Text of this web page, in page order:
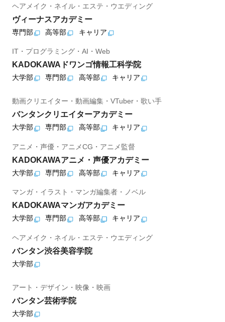
ヘアメイク・ネイル・エステ・ウエディング
ヴィーナスアカデミー
専門部 高等部 キャリア
IT・プログラミング・AI・Web
KADOKAWAドワンゴ情報工科学院
大学部 専門部 高等部 キャリア
動画クリエイター・動画編集・VTuber・歌い手
バンタンクリエイターアカデミー
大学部 専門部 高等部 キャリア
アニメ・声優・アニメCG・アニメ監督
KADOKAWAアニメ・声優アカデミー
大学部 専門部 高等部 キャリア
マンガ・イラスト・マンガ編集者・ノベル
KADOKAWAマンガアカデミー
大学部 専門部 高等部 キャリア
ヘアメイク・ネイル・エステ・ウエディング
バンタン渋谷美容学院
大学部
アート・デザイン・映像・映画
バンタン芸術学院
大学部